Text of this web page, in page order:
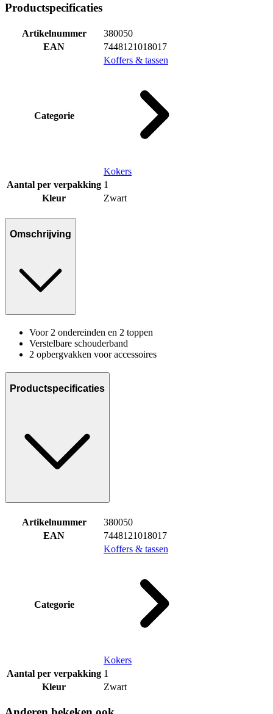
Productspecificaties
Artikelnummer
380050
EAN
7448121018017
Categorie
Koffers & tassen
Kokers
Aantal per verpakking 1
Kleur
Zwart
Omschrijving
Voor 2 ondereinden en 2 toppen
Verstelbare schouderband
2 opbergvakken voor accessoires
Productspecificaties
Artikelnummer
380050
EAN
7448121018017
Categorie
Koffers & tassen
Kokers
Aantal per verpakking 1
Kleur
Zwart